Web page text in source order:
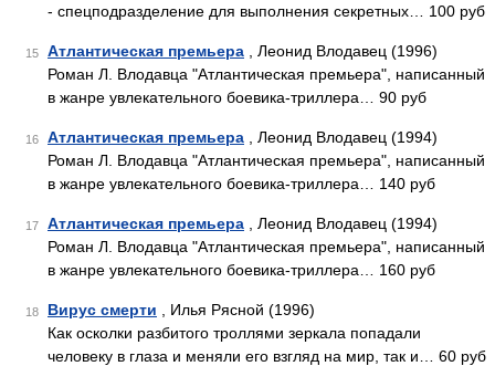
- спецподразделение для выполнения секретных… 100 руб
15 Атлантическая премьера , Леонид Влодавец (1996)
Роман Л. Влодавца "Атлантическая премьера", написанный
в жанре увлекательного боевика-триллера… 90 руб
16 Атлантическая премьера , Леонид Влодавец (1994)
Роман Л. Влодавца "Атлантическая премьера", написанный
в жанре увлекательного боевика-триллера… 140 руб
17 Атлантическая премьера , Леонид Влодавец (1994)
Роман Л. Влодавца "Атлантическая премьера", написанный
в жанре увлекательного боевика-триллера… 160 руб
18 Вирус смерти , Илья Рясной (1996)
Как осколки разбитого троллями зеркала попадали
человеку в глаза и меняли его взгляд на мир, так и… 60 руб